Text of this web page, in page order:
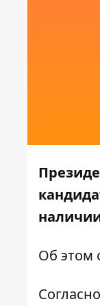
Об этом